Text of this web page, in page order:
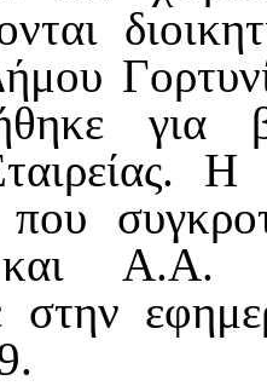
για
Η
που
Α.Α.
στην